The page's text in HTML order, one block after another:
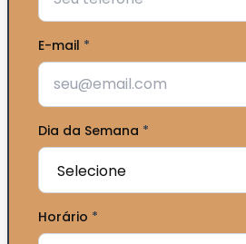
E-mail *
Dia da Semana *
Horário *